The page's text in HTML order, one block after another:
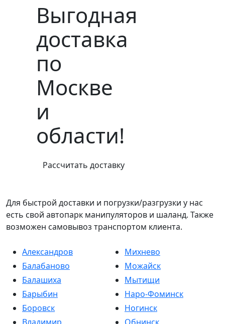
Выгодная
доставка
по
Москве
и
области!
Рассчитать доставку
Для быстрой доставки и погрузки/разгрузки у нас
есть свой автопарк манипуляторов и шаланд. Также
возможен самовывоз транспортом клиента.
Александров
Балабаново
Балашиха
Барыбин
Боровск
Михнево
Можайск
Мытищи
Наро-Фоминск
Ногинск